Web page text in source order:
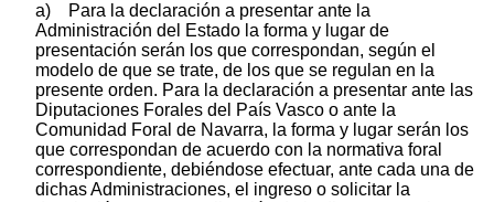
a) Para la declaración a presentar ante la
Administración del Estado la forma y lugar de
presentación serán los que correspondan, según el
modelo de que se trate, de los que se regulan en la
presente orden. Para la declaración a presentar ante las
Diputaciones Forales del País Vasco o ante la
Comunidad Foral de Navarra, la forma y lugar serán los
que correspondan de acuerdo con la normativa foral
correspondiente, debiéndose efectuar, ante cada una de
dichas Administraciones, el ingreso o solicitar la